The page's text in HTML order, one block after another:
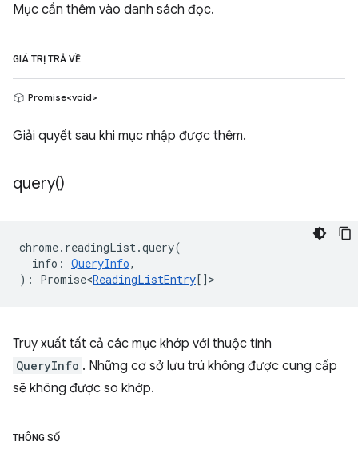
Mục cần thêm vào danh sách đọc.
GIÁ TRỊ TRẢ VỀ
Promise<void>
Giải quyết sau khi mục nhập được thêm.
query()
chrome. readingList .query(
info : QueryInfo,
) : Promise<ReadingListEntry[] >
Truy xuất tất cả các mục khớp với thuộc tính
QueryInfo . Những cơ sở lưu trú không được cung cấp
sẽ không được so khớp.
THÔNG SỐ